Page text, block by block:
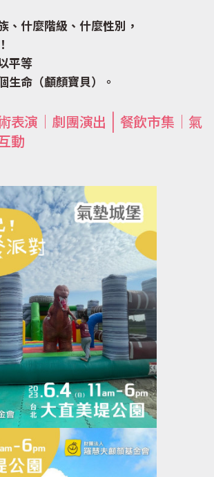
、什麼階級、什麼性別，
平等
生命（顱顏寶貝）。
表演｜劇團演出 | 餐飲市集｜氣
動